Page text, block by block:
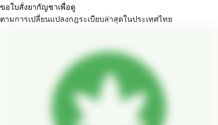
ขอใบสั่งยากัญชาเพื่อดู
ตามการเปลี่ยนแปลงกฎระเบียบล่าสุดในประเทศไทย